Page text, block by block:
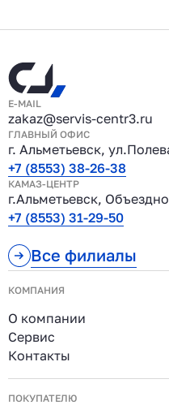
E-MAIL
zakaz@servis-centr3.ru
ГЛАВНЫЙ ОФИС
г. Альметьевск,
+7 (8553) 38-26-38
КАМАЗ-ЦЕНТР
г.Альметьевск,
+7 (8553) 31-29-50
Все филиалы
КОМПАНИЯ
О компании
Сервис
Контакты
ПОКУПАТЕЛЮ